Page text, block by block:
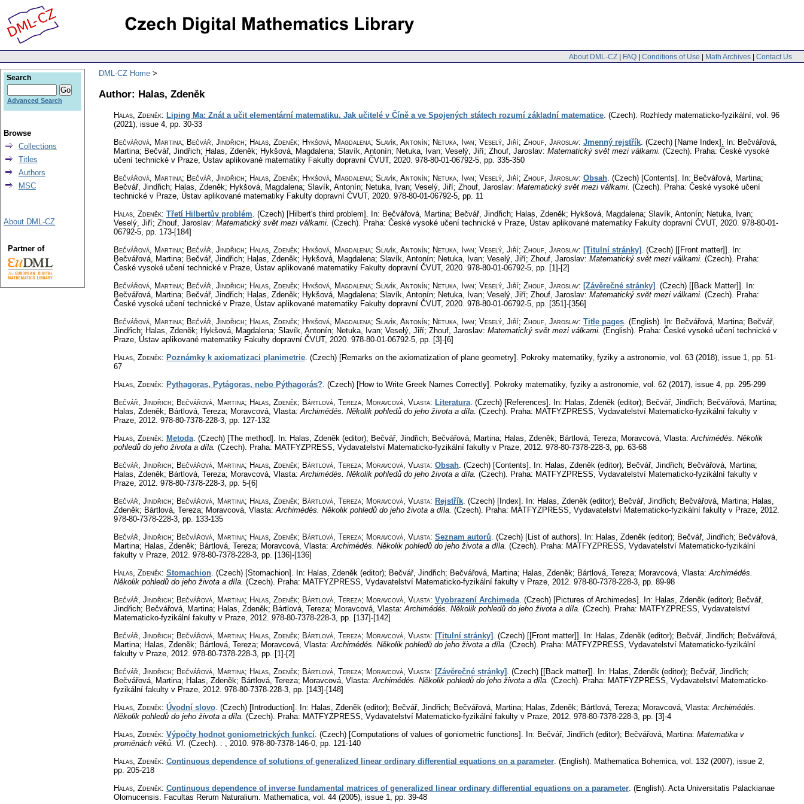
About DML-CZ | FAQ | Conditions of Use | Math Archives | Contact Us
DML-CZ Home
Author: Halas, Zdeněk
Halas, Zdeněk: Liping Ma: Znát a učit elementární matematiku. Jak učitelé v Číně a ve Spojených státech rozumí základní matematice. (Czech). Rozhledy matematicko-fyzikální, vol. 96
(2021), issue 4, pp. 30-33
Bečvářová, Martina; Bečvář, Jindřich; Halas, Zdeněk; Hykšová, Magdalena; Slavík, Antonín; Netuka, Ivan; Veselý, Jiří; Zhouf, Jaroslav: Jmenný rejstřík. (Czech) [Name Index]. In: Bečvářová,
Martina; Bečvář, Jindřich; Halas, Zdeněk; Hykšová, Magdalena; Slavík, Antonín; Netuka, Ivan; Veselý, Jiří; Zhouf, Jaroslav: Matematický svět mezi válkami. (Czech). Praha: České vysoké
učení technické v Praze, Ústav aplikované matematiky Fakulty dopravní ČVUT, 2020. 978-80-01-06792-5, pp. 335-350
Bečvářová, Martina; Bečvář, Jindřich; Halas, Zdeněk; Hykšová, Magdalena; Slavík, Antonín; Netuka, Ivan; Veselý, Jiří; Zhouf, Jaroslav: Obsah. (Czech) [Contents]. In: Bečvářová, Martina;
Bečvář, Jindřich; Halas, Zdeněk; Hykšová, Magdalena; Slavík, Antonín; Netuka, Ivan; Veselý, Jiří; Zhouf, Jaroslav: Matematický svět mezi válkami. (Czech). Praha: České vysoké učení
technické v Praze, Ústav aplikované matematiky Fakulty dopravní ČVUT, 2020. 978-80-01-06792-5, pp. 11
Halas, Zdeněk: Třetí Hilbertův problém. (Czech) [Hilbert's third problem]. In: Bečvářová, Martina; Bečvář, Jindřich; Halas, Zdeněk; Hykšová, Magdalena; Slavík, Antonín; Netuka, Ivan;
Veselý, Jiří; Zhouf, Jaroslav: Matematický svět mezi válkami. (Czech). Praha: České vysoké učení technické v Praze, Ústav aplikované matematiky Fakulty dopravní ČVUT, 2020. 978-80-01-
06792-5, pp. 173-[184]
Bečvářová, Martina; Bečvář, Jindřich; Halas, Zdeněk; Hykšová, Magdalena; Slavík, Antonín; Netuka, Ivan; Veselý, Jiří; Zhouf, Jaroslav: [Titulní stránky] . (Czech) [[Front matter]]. In:
Bečvářová, Martina; Bečvář, Jindřich; Halas, Zdeněk; Hykšová, Magdalena; Slavík, Antonín; Netuka, Ivan; Veselý, Jiří; Zhouf, Jaroslav: Matematický svět mezi válkami. (Czech). Praha:
České vysoké učení technické v Praze, Ústav aplikované matematiky Fakulty dopravní ČVUT, 2020. 978-80-01-06792-5, pp. [1]-[2]
Bečvářová, Martina; Bečvář, Jindřich; Halas, Zdeněk; Hykšová, Magdalena; Slavík, Antonín; Netuka, Ivan; Veselý, Jiří; Zhouf, Jaroslav: [Závěrečné stránky] . (Czech) [[Back Matter]]. In:
Bečvářová, Martina; Bečvář, Jindřich; Halas, Zdeněk; Hykšová, Magdalena; Slavík, Antonín; Netuka, Ivan; Veselý, Jiří; Zhouf, Jaroslav: Matematický svět mezi válkami. (Czech). Praha:
České vysoké učení technické v Praze, Ústav aplikované matematiky Fakulty dopravní ČVUT, 2020. 978-80-01-06792-5, pp. [351]-[356]
Bečvářová, Martina; Bečvář, Jindřich; Halas, Zdeněk; Hykšová, Magdalena; Slavík, Antonín; Netuka, Ivan; Veselý, Jiří; Zhouf, Jaroslav: Title pages. (English). In: Bečvářová, Martina; Bečvář,
Jindřich; Halas, Zdeněk; Hykšová, Magdalena; Slavík, Antonín; Netuka, Ivan; Veselý, Jiří; Zhouf, Jaroslav: Matematický svět mezi válkami. (English). Praha: České vysoké učení technické v
Praze, Ústav aplikované matematiky Fakulty dopravní ČVUT, 2020. 978-80-01-06792-5, pp. [3]-[6]
Halas, Zdeněk: Poznámky k axiomatizaci planimetrie. (Czech) [Remarks on the axiomatization of plane geometry]. Pokroky matematiky, fyziky a astronomie, vol. 63 (2018), issue 1, pp. 51-
67
Halas, Zdeněk: Pythagoras, Pytágoras, nebo Pýthagorás?. (Czech) [How to Write Greek Names Correctly]. Pokroky matematiky, fyziky a astronomie, vol. 62 (2017), issue 4, pp. 295-299
Bečvář, Jindřich; Bečvářová, Martina; Halas, Zdeněk; Bártlová, Tereza; Moravcová, Vlasta: Literatura. (Czech) [References]. In: Halas, Zdeněk (editor); Bečvář, Jindřich; Bečvářová, Martina;
Halas, Zdeněk; Bártlová, Tereza; Moravcová, Vlasta:Archimédés. Několik pohledů do jeho života a díla. (Czech). Praha: MATFYZPRESS, Vydavatelství Matematicko-fyzikální fakulty v
Praze, 2012. 978-80-7378-228-3, pp. 127-132
Halas, Zdeněk: Metoda. (Czech) [The method]. In: Halas, Zdeněk (editor); Bečvář, Jindřich; Bečvářová, Martina; Halas, Zdeněk; Bártlová, Tereza; Moravcová, Vlasta:Archimédés. Několik
pohledů do jeho života a díla. (Czech). Praha: MATFYZPRESS, Vydavatelství Matematicko-fyzikální fakulty v Praze, 2012. 978-80-7378-228-3, pp. 63-68
Bečvář, Jindřich; Bečvářová, Martina; Halas, Zdeněk; Bártlová, Tereza; Moravcová, Vlasta: Obsah. (Czech) [Contents]. In: Halas, Zdeněk (editor); Bečvář, Jindřich; Bečvářová, Martina;
Halas, Zdeněk; Bártlová, Tereza; Moravcová, Vlasta:Archimédés. Několik pohledů do jeho života a díla. (Czech). Praha: MATFYZPRESS, Vydavatelství Matematicko-fyzikální fakulty v
Praze, 2012. 978-80-7378-228-3, pp. 5-[6]
Bečvář, Jindřich; Bečvářová, Martina; Halas, Zdeněk; Bártlová, Tereza; Moravcová, Vlasta: Rejstřík. (Czech) [Index]. In: Halas, Zdeněk (editor); Bečvář, Jindřich; Bečvářová, Martina; Halas,
Zdeněk; Bártlová, Tereza; Moravcová, Vlasta:Archimédés. Několik pohledů do jeho života a díla. (Czech). Praha: MATFYZPRESS, Vydavatelství Matematicko-fyzikální fakulty v Praze, 2012.
978-80-7378-228-3, pp. 133-135
Bečvář, Jindřich; Bečvářová, Martina; Halas, Zdeněk; Bártlová, Tereza; Moravcová, Vlasta: Seznam autorů. (Czech) [List of authors]. In: Halas, Zdeněk (editor); Bečvář, Jindřich; Bečvářová,
Martina; Halas, Zdeněk; Bártlová, Tereza; Moravcová, Vlasta:Archimédés. Několik pohledů do jeho života a díla. (Czech). Praha: MATFYZPRESS, Vydavatelství Matematicko-fyzikální
fakulty v Praze, 2012. 978-80-7378-228-3, pp. [136]-[136]
Halas, Zdeněk: Stomachion. (Czech) [Stomachion]. In: Halas, Zdeněk (editor); Bečvář, Jindřich; Bečvářová, Martina; Halas, Zdeněk; Bártlová, Tereza; Moravcová, Vlasta:Archimédés.
Několik pohledů do jeho života a díla. (Czech). Praha: MATFYZPRESS, Vydavatelství Matematicko-fyzikální fakulty v Praze, 2012. 978-80-7378-228-3, pp. 89-98
Bečvář, Jindřich; Bečvářová, Martina; Halas, Zdeněk; Bártlová, Tereza; Moravcová, Vlasta: Vyobrazení Archimeda. (Czech) [Pictures of Archimedes]. In: Halas, Zdeněk (editor); Bečvář,
Jindřich; Bečvářová, Martina; Halas, Zdeněk; Bártlová, Tereza; Moravcová, Vlasta:Archimédés. Několik pohledů do jeho života a díla. (Czech). Praha: MATFYZPRESS, Vydavatelství
Matematicko-fyzikální fakulty v Praze, 2012. 978-80-7378-228-3, pp. [137]-[142]
Bečvář, Jindřich; Bečvářová, Martina; Halas, Zdeněk; Bártlová, Tereza; Moravcová, Vlasta: [Titulní stránky] . (Czech) [[Front matter]]. In: Halas, Zdeněk (editor); Bečvář, Jindřich; Bečvářová,
Martina; Halas, Zdeněk; Bártlová, Tereza; Moravcová, Vlasta:Archimédés. Několik pohledů do jeho života a díla. (Czech). Praha: MATFYZPRESS, Vydavatelství Matematicko-fyzikální
fakulty v Praze, 2012. 978-80-7378-228-3, pp. [1]-[2]
Bečvář, Jindřich; Bečvářová, Martina; Halas, Zdeněk; Bártlová, Tereza; Moravcová, Vlasta: [Závěrečné stránky] . (Czech) [[Back matter]]. In: Halas, Zdeněk (editor); Bečvář, Jindřich;
Bečvářová, Martina; Halas, Zdeněk; Bártlová, Tereza; Moravcová, Vlasta:Archimédés. Několik pohledů do jeho života a díla. (Czech). Praha: MATFYZPRESS, Vydavatelství Matematicko-
fyzikální fakulty v Praze, 2012. 978-80-7378-228-3, pp. [143]-[148]
Halas, Zdeněk: Úvodní slovo. (Czech) [Introduction]. In: Halas, Zdeněk (editor); Bečvář, Jindřich; Bečvářová, Martina; Halas, Zdeněk; Bártlová, Tereza; Moravcová, Vlasta:Archimédés.
Několik pohledů do jeho života a díla. (Czech). Praha: MATFYZPRESS, Vydavatelství Matematicko-fyzikální fakulty v Praze, 2012. 978-80-7378-228-3, pp. [3]-4
Halas, Zdeněk: Výpočty hodnot goniometrických funkcí. (Czech) [Computations of values of goniometric functions]. In: Bečvář, Jindřich (editor); Bečvářová, Martina: Matematika v
proměnách věků. VI. (Czech). : , 2010. 978-80-7378-146-0, pp. 121-140
Halas, Zdeněk: Continuous dependence of solutions of generalized linear ordinary differential equations on a parameter. (English). Mathematica Bohemica, vol. 132 (2007), issue 2,
pp. 205-218
Halas, Zdeněk: Continuous dependence of inverse fundamental matrices of generalized linear ordinary differential equations on a parameter. (English). Acta Universitatis Palackianae
Olomucensis. Facultas Rerum Naturalium. Mathematica, vol. 44 (2005), issue 1, pp. 39-48
Search
Advanced Search
Browse
Collections
Titles
Authors
MSC
About DML-CZ
Partner of